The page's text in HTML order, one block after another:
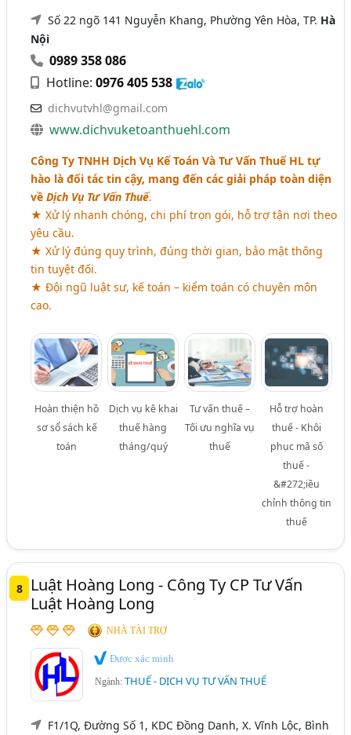
Số 22 ngõ 141 Nguyễn Khang, Phường Yên Hòa, TP. Hà
Nội
0989 358 086
Hotline:0976 405 538
dichvutvhl@gmail.com
www.dichvuketoanthuehl.com
Công Ty TNHH Dịch Vụ Kế Toán Và Tư Vấn Thuế HL tự
hào là đối tác tin cậy, mang đến các giải pháp toàn diện
vềDịch Vụ Tư Vấn Thuế.
★ Xử lý nhanh chóng, chi phí trọn gói, hỗ trợ tận nơi theo
yêu cầu.
★ Xử lý đúng quy trình, đúng thời gian, bảo mật thông
tin tuyệt đối.
★ Đội ngũ luật sư, kế toán – kiểm toán có chuyên môn
cao.
Hoàn thiện hồ
sơ sổ sách kế
toán
Dịch vụ kê khai
thuế hàng
tháng/quý
Tư vấn thuế –
Tối ưu nghĩa vụ
thuế
Hỗ trợ hoàn
thuế - Khôi
phục mã số
thuế -
&#272;iều
chỉnh thông tin
thuế
8
Luật Hoàng Long - Công Ty CP Tư Vấn
Luật Hoàng Long
NHÀ TÀI TRỢ
Được xác minh
Ngành:THUẾ - DỊCH VỤ TƯ VẤN THUẾ
F1/1Q, Đường Số 1, KDC Đồng Danh, X. Vĩnh Lộc, Bình